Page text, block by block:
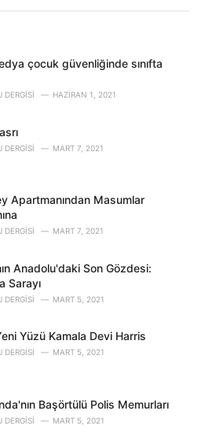
çocuk güvenliğinde sınıfta
DERGISI HAZIRAN 1, 2021
DERGISI MART 7, 2021
Apartmanından Masumlar
DERGISI MART 7, 2021
Anadolu'daki Son Gözdesi:
Sarayı
DERGISI MART 5, 2021
Yüzü Kamala Devi Harris
DERGISI MART 5, 2021
Başörtülü Polis Memurları
DERGISI MART 5, 2021